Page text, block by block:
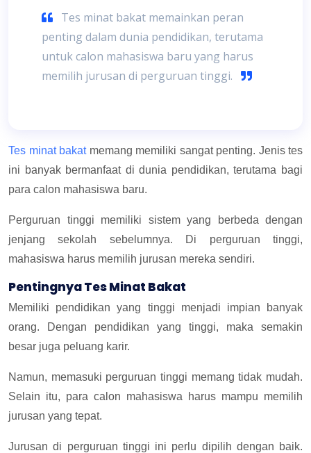
Tes minat bakat memainkan peran
penting dalam dunia pendidikan, terutama
untuk calon mahasiswa baru yang harus
memilih jurusan di perguruan tinggi.
Tes minat bakatmemang memiliki sangat penting. Jenis tes
ini banyak bermanfaat di dunia pendidikan, terutama bagi
para calon mahasiswa baru.
Perguruan tinggi memiliki sistem yang berbeda dengan
jenjang sekolah sebelumnya. Di perguruan tinggi,
mahasiswa harus memilih jurusan mereka sendiri.
Pentingnya Tes Minat Bakat
Memiliki pendidikan yang tinggi menjadi impian banyak
orang. Dengan pendidikan yang tinggi, maka semakin
besar juga peluang karir.
Namun, memasuki perguruan tinggi memang tidak mudah.
Selain itu, para calon mahasiswa harus mampu memilih
jurusan yang tepat.
Jurusan di perguruan tinggi ini perlu dipilih dengan baik.